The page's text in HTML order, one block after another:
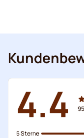
4.4 95
5 Sterne